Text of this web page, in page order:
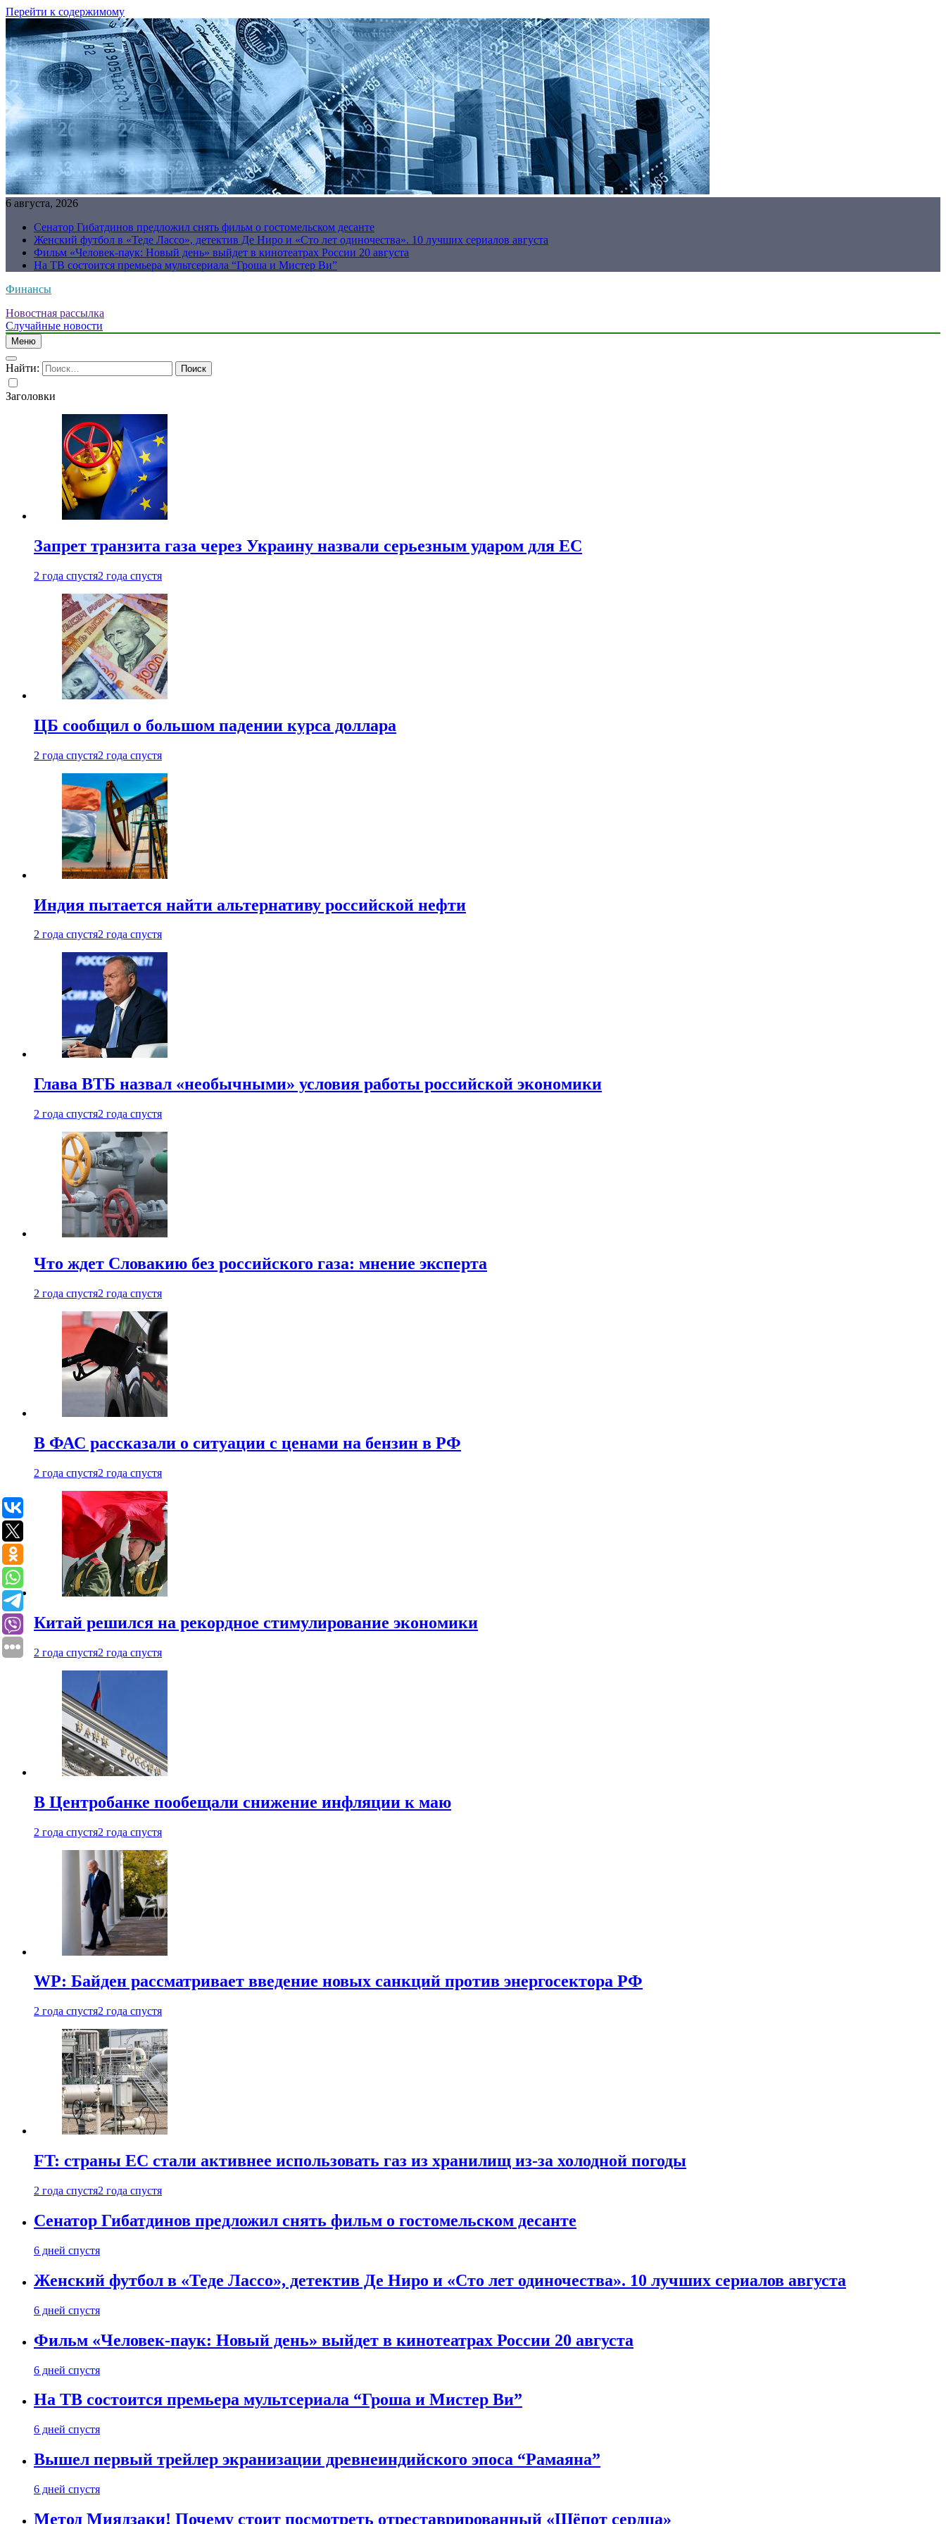
Перейти к содержимому
6 августа, 2026
Сенатор Гибатдинов предложил снять фильм о гостомельском десанте
Женский футбол в «Теде Лассо», детектив Де Ниро и «Сто лет одиночества». 10 лучших сериалов августа
Фильм «Человек-паук: Новый день» выйдет в кинотеатрах России 20 августа
На ТВ состоится премьера мультсериала “Гроша и Мистер Ви”
Финансы
Новостная рассылка
Случайные новости
Меню
Найти:
Заголовки
Запрет транзита газа через Украину назвали серьезным ударом для ЕС
2 года спустя2 года спустя
ЦБ сообщил о большом падении курса доллара
2 года спустя2 года спустя
Индия пытается найти альтернативу российской нефти
2 года спустя2 года спустя
Глава ВТБ назвал «необычными» условия работы российской экономики
2 года спустя2 года спустя
Что ждет Словакию без российского газа: мнение эксперта
2 года спустя2 года спустя
В ФАС рассказали о ситуации с ценами на бензин в РФ
2 года спустя2 года спустя
Китай решился на рекордное стимулирование экономики
2 года спустя2 года спустя
В Центробанке пообещали снижение инфляции к маю
2 года спустя2 года спустя
WP: Байден рассматривает введение новых санкций против энергосектора РФ
2 года спустя2 года спустя
FT: страны ЕС стали активнее использовать газ из хранилищ из-за холодной погоды
2 года спустя2 года спустя
Сенатор Гибатдинов предложил снять фильм о гостомельском десанте
6 дней спустя
Женский футбол в «Теде Лассо», детектив Де Ниро и «Сто лет одиночества». 10 лучших сериалов августа
6 дней спустя
Фильм «Человек-паук: Новый день» выйдет в кинотеатрах России 20 августа
6 дней спустя
На ТВ состоится премьера мультсериала “Гроша и Мистер Ви”
6 дней спустя
Вышел первый трейлер экранизации древнеиндийского эпоса “Рамаяна”
6 дней спустя
Метод Миядзаки! Почему стоит посмотреть отреставрированный «Шёпот сердца»